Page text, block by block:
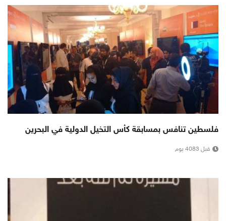
فلسطين تنافس بمسابقة كأس التخيل الدولية في البحرين
قبل 4083 يوم